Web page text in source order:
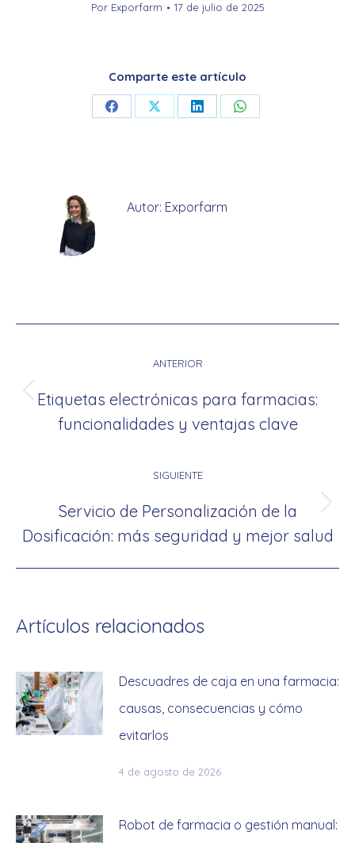
Por Exporfarm 17 de julio de 2025
Comparte este artículo
Share Share Share Share
Autor: Exporfarm
publicaciones
ANTERIOR
Publicación
anterior:
Etiquetas electrónicas para farmacias:
funcionalidades y ventajas clave
SIGUIENTE
Publicación
siguiente:
Servicio de Personalización de la
Dosificación: más seguridad y mejor salud
Artículos relacionados
Descuadres de caja en una farmacia:
causas, consecuencias y cómo
evitarlos
4 de agosto de 2026
Robot de farmacia o gestión manual: